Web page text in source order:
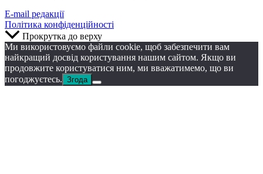
E-mail редакції
Політика конфіденційності
Прокрутка до верху
Ми використовуємо файли cookie, щоб забезпечити вам
найкращий досвід користування нашим сайтом. Якщо ви
продовжите користуватися ним, ми вважатимемо, що ви
погоджуєтесь. Згода